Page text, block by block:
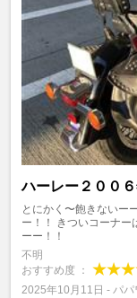
ハーレー２００
とにかく〜飽きないー
ー！！ きついコーナー
ーー！！
不明
おすすめ度 ：
2025年10月11日 - パパ